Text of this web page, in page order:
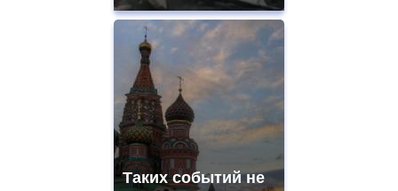
Таких событий не